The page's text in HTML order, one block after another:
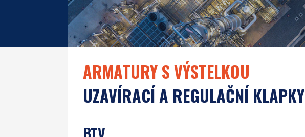
ARMATURY S VÝSTELKOU
UZAVÍRACÍ A REGULAČNÍ KLAPKY